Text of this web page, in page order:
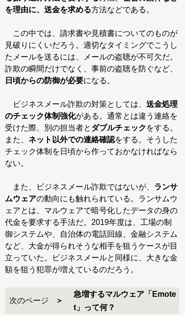
を理由に、送金を求める方法などである。
この中では、請求書や見積書についてのものが
見破りにくいだろう。適切なタイミングでこうし
たメールを送るには、メールの盗聴が不可欠だ。
詐欺の瞬間だけでなく、事前の盗聴を防ぐなど、
日頃からの防御が必要になる。
ビジネスメール詐欺の対策としては、 送金処理
のチェック体制強化がある。通常とは違う連絡を
受けた際、別の担当者と ダブルチェック をする。
また、 ネット以外での連絡確認をする。そうした
チェック体制を日頃から作っておかなければなら
ない。
また、ビジネスメール詐欺ではないが、 ランサ
ムウェアの動向にも触れられている。ランサムウ
ェアとは、マルウェアで暗号化したデータの身の
代金を要求する手法だ。2019年度は、工場の制
御システムや、自治体の電話回線、金融システム
など、大金が得られそうな相手を狙うケースが目
立っていた。ビジネスメールと同様に、大きな金
額を狙う犯罪が増えているのだろう。
次のページ
急増するマルウェア「Emote
t」って何？